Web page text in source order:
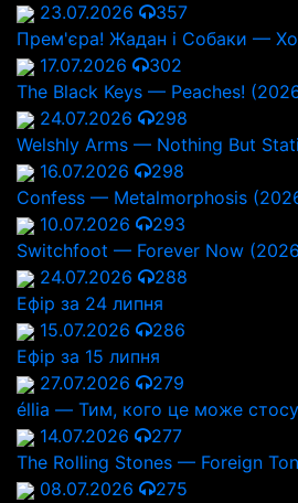
23.07.2026
357
Прем'єра! Жадан і Собаки —
17.07.2026
302
The Black Keys — Peaches!
24.07.2026
298
Welshly Arms — Nothing But
16.07.2026
298
Confess — Metalmorphosis
10.07.2026
293
Switchfoot — Forever Now
24.07.2026
288
Ефір за 24 липня
15.07.2026
286
Ефір за 15 липня
27.07.2026
279
éllia — Тим, кого це може
14.07.2026
277
The Rolling Stones — Foreign
08.07.2026
275